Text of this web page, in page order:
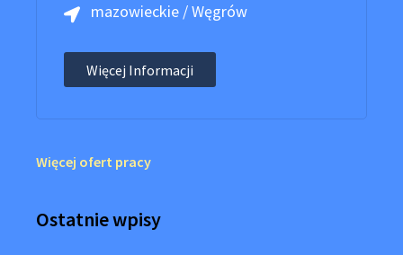
mazowieckie / Węgrów
Więcej Informacji
Więcej ofert pracy
Ostatnie wpisy